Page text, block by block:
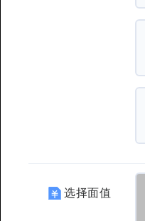
选择面值